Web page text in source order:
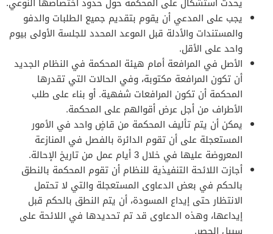
يجب على المدعي أن يقوم بتقديم جميع الطلبات والدفو
والمستندات والأدلة قبل الموعد المحدد للجلسة الأولى بيوم
واحد على الأقل.
الأصل في المرافعة أمام هيئة المحكمة في النظام الجديد
أن تكون المرافعة مكتوبة، وفي الحالات التي تقدرها
المحكمة أن تكون المرافعات شفهية. أو بناء على طلب
الأطراف من أجل عرض أقوالهم على المحكمة.
يمكن أن يتم تأليف المحكمة من قاضٍ واحد في الأمور
المستعجلة على أن تقوم الدائرة بالفصل في المنازعة
المعروضة عليها في خلال 3 أيام عمل من تاريخ الإحالة.
أجازت اللائحة التنفيذية للنظام أن تقوم المحكمة بالنطق
بالحكم في بعض الدعاوى المستعجلة والتي لا تحتمل
الانتظار حتى إيداع المسودة، أن يتم النطق بالحكم قبل
إيداعها، وهذه الدعاوى قد تم تحديدها في اللائحة على